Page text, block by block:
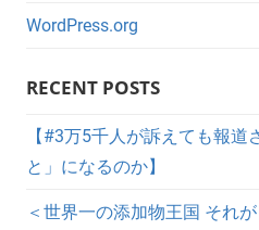
WordPress.org
RECENT POSTS
【#3万5千人が訴えても報道
と」になるのか】
＜世界一の添加物王国 それ